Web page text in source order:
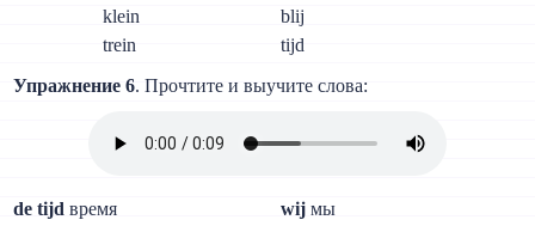
klein
blij
trein
tijd
Упражнение 6. Прочтите и выучите слова:
de tijd время
wij мы